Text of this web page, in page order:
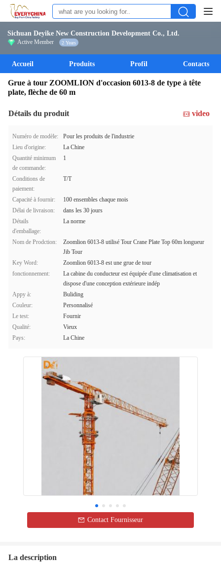
Sichuan Deyike New Construction Development Co., Ltd.
Active Member 2 Years
Accueil Produits Profil Contacts
Grue à tour ZOOMLION d'occasion 6013-8 de type à tête
plate, flèche de 60 m
Détails du produit video
Numéro de modèle:
Pour les produits de l'industrie
Lieu d'origine:
La Chine
Quantité minimum
de commande:
1
Conditions de
paiement:
T/T
Capacité à fournir:
100 ensembles chaque mois
Délai de livraison:
dans les 30 jours
Détails
d'emballage:
La norme
Nom de Prodction:
Zoomlion 6013-8 utilisé Tour Crane Plate Top 60m longueur
Jib Tour
Key Word:
Zoomlion 6013-8 est une grue de tour
fonctionnement:
La cabine du conducteur est équipée d'une climatisation et
dispose d'une conception extérieure indép
Appy à:
Buliding
Couleur:
Personnalisé
Le test:
Fournir
Qualité:
Vieux
Pays:
La Chine
Contact Fournisseur
La description